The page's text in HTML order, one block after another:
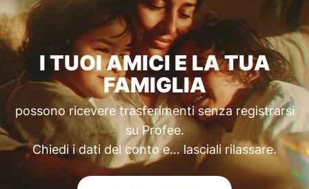
I TUOI AMICI E LA TUA
FAMIGLIA
possono ricevere trasferimenti senza registrarsi
su Profee.
Chiedi i dati del conto e… lasciali rilassare.